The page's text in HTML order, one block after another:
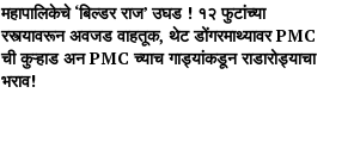
महापालिकेचे ‘बिल्डर राज’ उघड ! १२ फुटांच्या
रस्त्यावरून अवजड वाहतूक, थेट डोंगरमाथ्यावर PMC
ची कुऱ्हाड अन PMC च्याच गाड्यांकडून राडारोड्याचा
भराव!